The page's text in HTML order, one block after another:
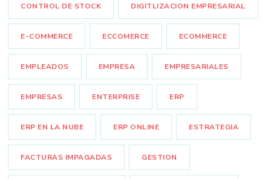
CONTROL DE STOCK DIGITLIZACION EMPRESARIAL
E-COMMERCE ECCOMERCE ECOMMERCE
EMPLEADOS EMPRESA EMPRESARIALES
EMPRESAS ENTERPRISE ERP
ERP EN LA NUBE ERP ONLINE ESTRATEGIA
FACTURAS IMPAGADAS GESTION